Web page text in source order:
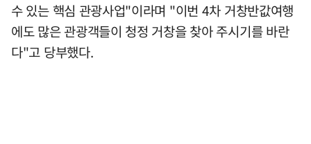
수 있는 핵심 관광사업"이라며 "이번 4차 거창반값여행
에도 많은 관광객들이 청정 거창을 찾아 주시기를 바란
다"고 당부했다.